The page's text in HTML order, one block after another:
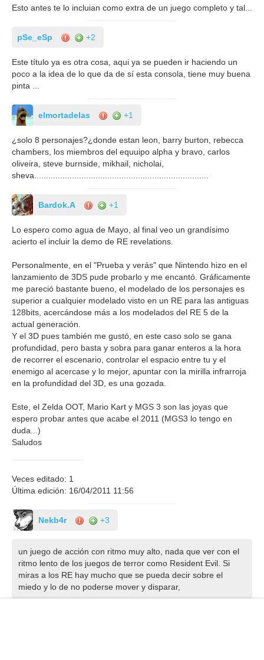
Esto antes te lo incluian como extra de un juego completo y tal...
pSe_eSp +2
Este título ya es otra cosa, aqui ya se pueden ir haciendo un
poco a la idea de lo que da de sí esta consola, tiene muy buena
pinta ...
elmortadelas +1
¿solo 8 personajes?¿donde estan leon, barry burton, rebecca
chambers, los miembros del equuipo alpha y bravo, carlos
oliveira, steve burnside, mikhail, nicholai,
sheva..........................................................................
Bardok.A +1
Lo espero como agua de Mayo, al final veo un grandísimo
acierto el incluir la demo de RE revelations.
Personalmente, en el "Prueba y verás" que Nintendo hizo en el
lanzamiento de 3DS pude probarlo y me encantó. Gráficamente
me pareció bastante bueno, el modelado de los personajes es
superior a cualquier modelado visto en un RE para las antiguas
128bits, acercándose más a los modelados del RE 5 de la
actual generación.
Y el 3D pues también me gustó, en este caso solo se gana
profundidad, pero basta y sobra para ganar enteros a la hora
de recorrer el escenario, controlar el espacio entre tu y el
enemigo al acercase y lo mejor, apuntar con la mirilla infrarroja
en la profundidad del 3D, es una gozada.
Este, el Zelda OOT, Mario Kart y MGS 3 son las joyas que
espero probar antes que acabe el 2011 (MGS3 lo tengo en
duda...)
Saludos
Veces editado: 1
Última edición: 16/04/2011 11:56
Nekb4r +3
un juego de acción con ritmo muy alto, nada que ver con el
ritmo lento de los juegos de terror como Resident Evil. Si
miras a los RE hay mucho que se pueda decir sobre el
miedo y lo de no poderse mover y disparar,